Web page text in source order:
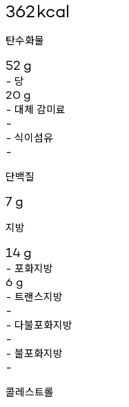
362kcal
탄수화물
52 g
- 당
20 g
- 대체 감미료
-
- 식이섬유
-
단백질
7 g
지방
14 g
- 포화지방
6 g
- 트랜스지방
-
- 다불포화지방
-
- 불포화지방
-
콜레스트롤